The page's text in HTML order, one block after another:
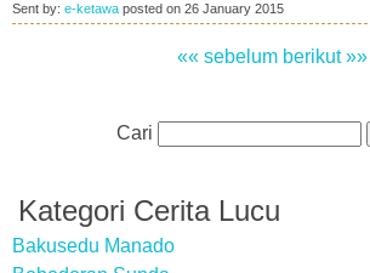
Sent by: e-ketawa posted on 26 January 2015
«« sebelum berikut »»
Cari
Kategori Cerita Lucu
Bakusedu Manado